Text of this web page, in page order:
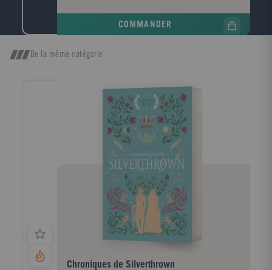
COMMANDER
De la même catégorie
Chroniques de Silverthrown